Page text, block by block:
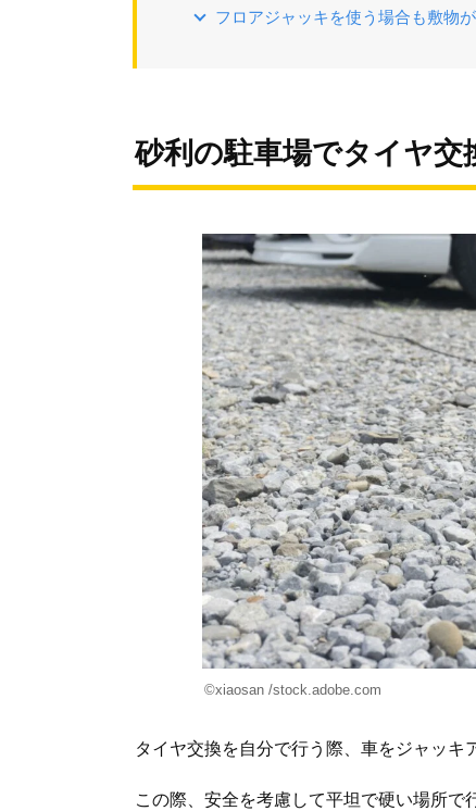
フロアジャッキを使う場合も敷物
砂利の駐車場でタイヤ交
©xiaosan /stock.adobe.com
タイヤ交換を自分で行う際、車をジャッキ
この際、安全を考慮して平坦で硬い場所で